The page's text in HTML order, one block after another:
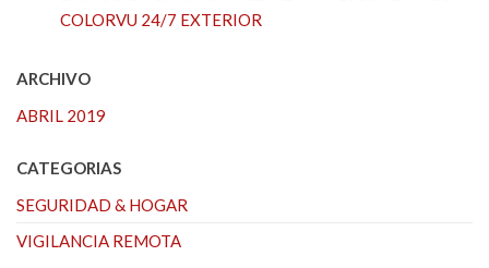
COLORVU 24/7 EXTERIOR
ARCHIVO
ABRIL 2019
CATEGORIAS
SEGURIDAD & HOGAR
VIGILANCIA REMOTA